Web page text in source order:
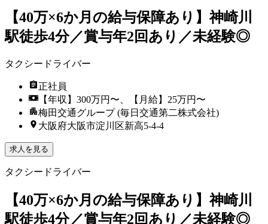
【40万×6か月の給与保障あり】神崎川
駅徒歩4分／賞与年2回あり／未経験◎
タクシードライバー
正社員
【年収】300万円〜、【月給】25万円〜
梅田交通グループ (毎日交通第二株式会社)
大阪府大阪市淀川区新高5-4-4
求人を見る
タクシードライバー
【40万×6か月の給与保障あり】神崎川
駅徒歩4分／賞与年2回あり／未経験◎